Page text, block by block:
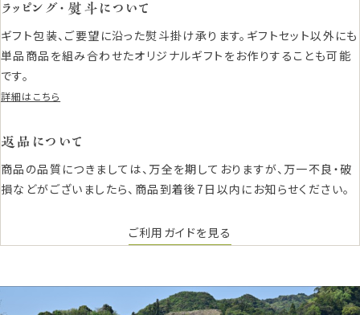
ラッピング・熨斗について
ギフト包装、ご要望に沿った熨斗掛け承ります。ギフトセット以外にも
単品商品を組み合わせたオリジナルギフトをお作りすることも可能
です。
詳細はこちら
返品について
商品の品質につきましては、万全を期しておりますが、万一不良・破
損などがございましたら、商品到着後7日以内にお知らせください。
ご利用ガイドを見る